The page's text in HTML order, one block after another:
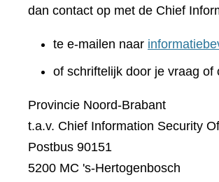
dan contact op met de Chief
te e-mailen naar
of schriftelijk door je vraag of
Provincie Noord-Brabant
t.a.v. Chief Information Security
Postbus 90151
5200 MC 's-Hertogenbosch